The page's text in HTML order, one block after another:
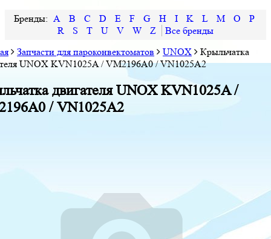
A B C D E F G H I K L M O
P
R
S T U V W
Z
Запчасти для пароконвектоматов UNOX
Крыльчатка
UNOX KVN1025A / VM2196A0 / VN1025A2
двигателя UNOX KVN1025A /
/ VN1025A2